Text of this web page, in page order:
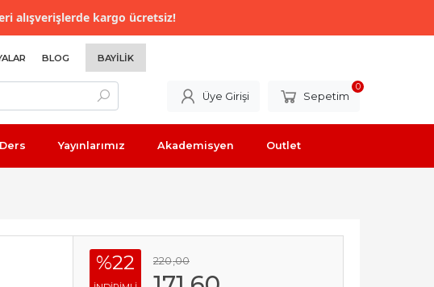
alışverişlerde kargo ücretsiz!
BLOG BAYILIK
Üye Girişi Sepetim
0
Yayınlarımız Akademisyen Outlet
%22 220,00